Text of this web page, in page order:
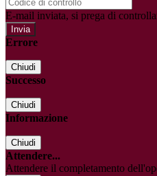
E-mail inviata, si prega di
Errore
Chiudi
Successo
Chiudi
Informazione
Chiudi
Attendere...
Attendere il completamento